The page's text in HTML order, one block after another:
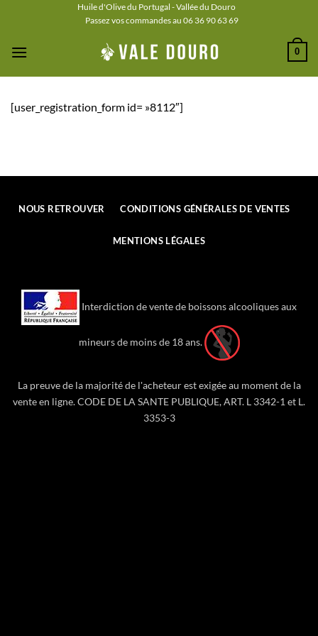
Huile d'Olive du Portugal - Vallée du Douro
Passez vos commandes au 06 36 90 63 69
0
[user_registration_form id= »8112″]
NOUS RETROUVER CONDITIONS GÉNÉRALES DE VENTES
MENTIONS LÉGALES
Interdiction de vente de boissons alcooliques aux
mineurs de moins de 18 ans.
La preuve de la majorité de l'acheteur est exigée au moment de la
vente en ligne. CODE DE LA SANTE PUBLIQUE, ART. L 3342-1 et L.
3353-3